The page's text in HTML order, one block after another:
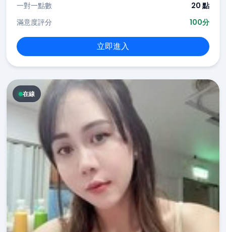
一對一點數
20 點
滿意度評分
100分
立即進入
在線